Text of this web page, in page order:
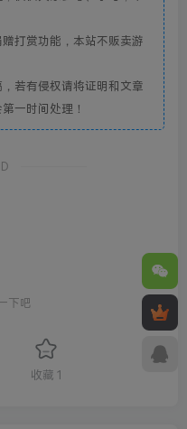
打赏功能，本站不贩卖游
若有侵权请将证明和文章
一时间处理！
下吧
收藏 1